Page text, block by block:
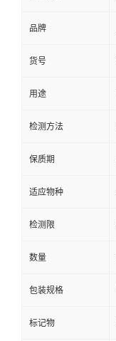
品牌
货号
用途
检测方法
保质期
适应物种
检测限
数量
包装规格
标记物